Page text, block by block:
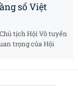
số Việt
tịch Hội Vô tuyến
trọng của Hội